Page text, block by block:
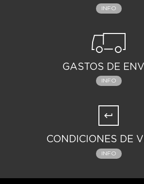
INFO
GASTOS DE
INFO
CONDICIONES DE
INFO